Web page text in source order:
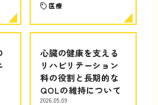
医療
心臓の健康を支える
リハビリテーション
科の役割と長期的な
QOLの維持について
2026.05.09